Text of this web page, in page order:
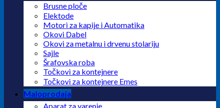
Brusne ploče
Elektode
Motori za kapije i Automatika
Okovi Dabel
Okovi za metalnu i drvenu stolariju
Sajle
Šrafovska roba
Točkovi za kontejnere
Točkovi za kontejnere Emes
Maloprodaja
Aparat za varenje